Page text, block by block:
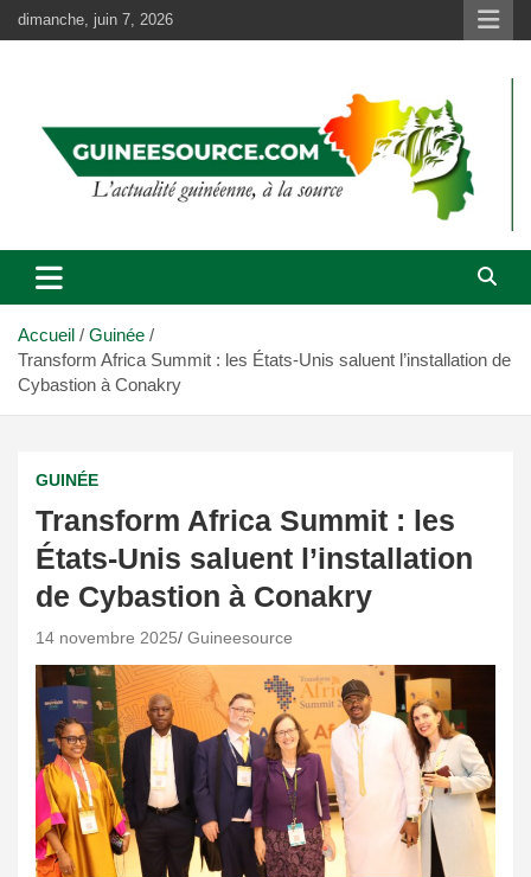
Aller
au
dimanche, juin 7, 2026
Accueil
Guinée
Transform Africa Summit : les États-Unis saluent l’installation de
Cybastion à Conakry
GUINÉE
Transform Africa Summit : les
États-Unis saluent l’installation
de Cybastion à Conakry
14 novembre 2025 Guineesource